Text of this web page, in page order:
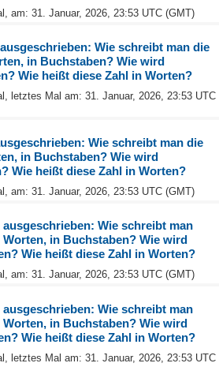
am: 31. Januar, 2026, 23:53 UTC (GMT)
Wie schreibt man die
in Buchstaben? Wie wird
Wie heißt diese Zahl in Worten?
letztes Mal am: 31. Januar, 2026, 23:53 UTC
Wie schreibt man die
in Buchstaben? Wie wird
Wie heißt diese Zahl in Worten?
am: 31. Januar, 2026, 23:53 UTC (GMT)
ausgeschrieben: Wie schreibt man
Worten, in Buchstaben? Wie wird
Wie heißt diese Zahl in Worten?
am: 31. Januar, 2026, 23:53 UTC (GMT)
ausgeschrieben: Wie schreibt man
Worten, in Buchstaben? Wie wird
Wie heißt diese Zahl in Worten?
letztes Mal am: 31. Januar, 2026, 23:53 UTC